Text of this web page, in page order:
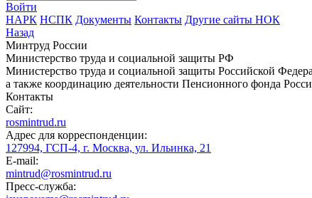
Войти
НАРК НСПК Документы Контакты Другие сайты НОК
Назад
Минтруд России
Министерство труда и социальной защиты РФ
Министерство труда и социальной защиты Российской
а также координацию деятельности Пенсионного фонда
Контакты
Сайт:
rosmintrud.ru
Адрес для корреспонденции:
127994, ГСП-4, г. Москва, ул. Ильинка, 21
E-mail:
mintrud@rosmintrud.ru
Пресс-служба: